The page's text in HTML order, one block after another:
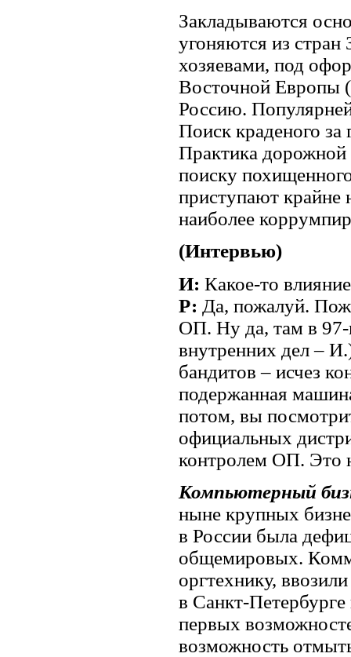
Закладываются
угоняются из
хозяевами, под
Восточной Европы
Россию.
Поиск краденого за
Практика
поиску
приступают крайне
наиболее
(Интервью)
И: Какое-то
Р: Да, пожалуй.
ОП. Ну да, там в 97-
внутренних дел –
бандитов – исчез
подержанная
потом, вы
официальных
контролем ОП. Это
Компьютерный
ныне крупных
в России была
общемировых.
оргтехнику,
в Санкт-
первых
возможность